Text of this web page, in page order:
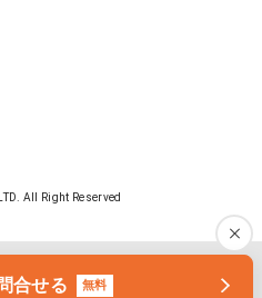
合せる 無料
All Right Reserved